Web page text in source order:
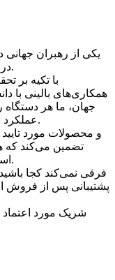
در دستگاه‌های اندولیزر و زیبایی پزشکی است.
با تکیه بر
همکاری‌های بالینی با
جهان، ما هر
عملکرد شهودی و نتایج درمانی استثنایی را ارائه دهد.
استانداردهای پزشکی بین‌المللی مطابقت دارد.
فرقی نمی‌کند کجا
پشتیبانی پس از فروش